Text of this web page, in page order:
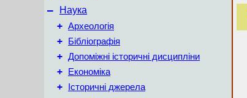
–
Наука
+ Археологія
+ Бібліографія
+ Допоміжні історичні дисципліни
+ Економіка
+ Історичні джерела